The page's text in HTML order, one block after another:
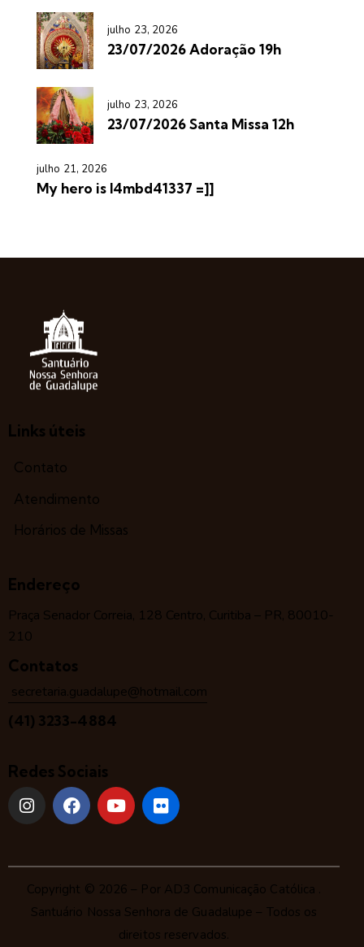
julho 23, 2026
23/07/2026 Adoração 19h
julho 23, 2026
23/07/2026 Santa Missa 12h
julho 21, 2026
My hero is l4mbd41337 =]]
Links úteis
Contato
Atendimento
Horários de Missas
Endereço
Praça Senador Correia, 128 Centro, Curitiba – PR, 80010-
210
Contatos
secretaria.guadalupe@hotmail.com
(41) 3233-4884
Redes Sociais
Copyright © 2026 – Por AD3 Comunicação Católica .
Santuário Nossa Senhora de Guadalupe – Todos os
direitos reservados.